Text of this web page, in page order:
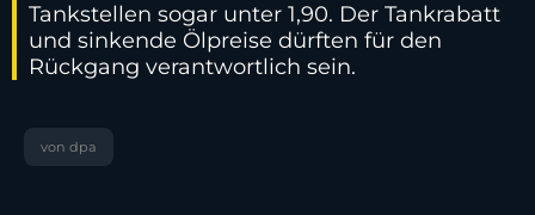
Tankstellen sogar unter 1,90. Der Tankrabatt
und sinkende Ölpreise dürften für den
Rückgang verantwortlich sein.
von dpa